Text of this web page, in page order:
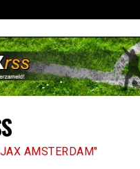
AMSTERDAM"